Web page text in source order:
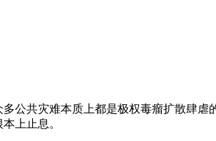
公共灾难本质上都是极权毒瘤扩散肆
上止息。